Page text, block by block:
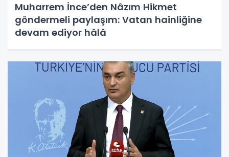
Muharrem İnce’den Nâzım Hikmet
göndermeli paylaşım: Vatan hainliğine
devam ediyor hâlâ